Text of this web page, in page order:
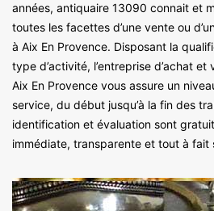
années, antiquaire 13090 connait et
toutes les facettes d’une vente ou
à Aix En Provence. Disposant la
type d’activité, l’entreprise d’achat
Aix En Provence vous assure un
service, du début jusqu’à la fin des
identification et évaluation sont
immédiate, transparente et tout à fait